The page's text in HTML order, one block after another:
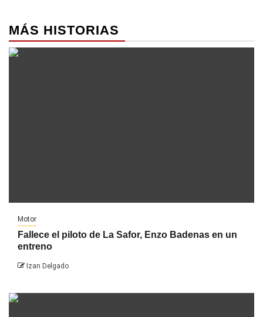
MÁS HISTORIAS
Motor
Fallece el piloto de La Safor, Enzo Badenas en un
entreno
Izan Delgado